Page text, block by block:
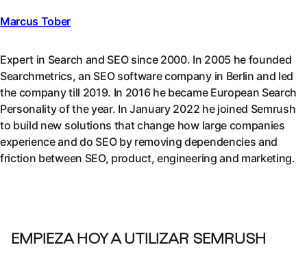
Marcus Tober
Expert in Search and SEO since 2000. In 2005 he founded
Searchmetrics, an SEO software company in Berlin and led
the company till 2019. In 2016 he became European Search
Personality of the year. In January 2022 he joined Semrush
to build new solutions that change how large companies
experience and do SEO by removing dependencies and
friction between SEO, product, engineering and marketing.
EMPIEZA HOY A UTILIZAR SEMRUSH